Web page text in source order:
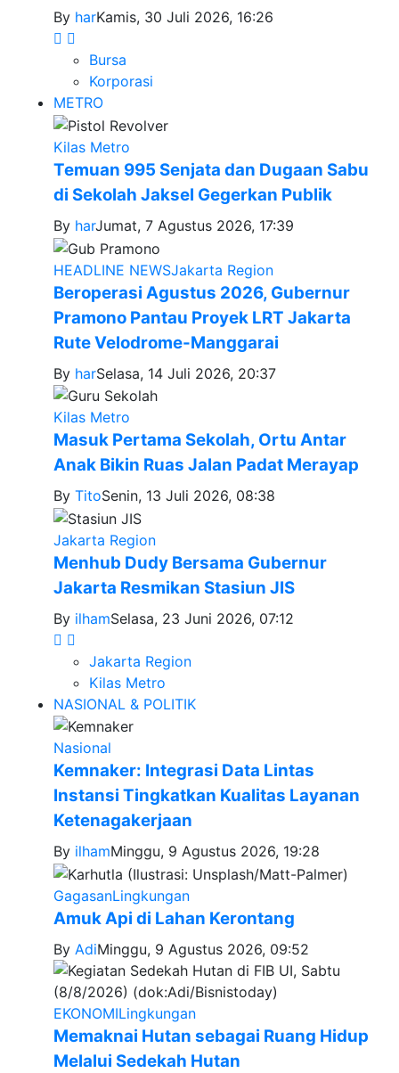
By harKamis, 30 Juli 2026, 16:26
Bursa
Korporasi
METRO
Kilas Metro
Temuan 995 Senjata dan Dugaan Sabu
di Sekolah Jaksel Gegerkan Publik
By harJumat, 7 Agustus 2026, 17:39
HEADLINE NEWSJakarta Region
Beroperasi Agustus 2026, Gubernur
Pramono Pantau Proyek LRT Jakarta
Rute Velodrome-Manggarai
By harSelasa, 14 Juli 2026, 20:37
Kilas Metro
Masuk Pertama Sekolah, Ortu Antar
Anak Bikin Ruas Jalan Padat Merayap
By TitoSenin, 13 Juli 2026, 08:38
Jakarta Region
Menhub Dudy Bersama Gubernur
Jakarta Resmikan Stasiun JIS
By ilhamSelasa, 23 Juni 2026, 07:12
Jakarta Region
Kilas Metro
NASIONAL & POLITIK
Nasional
Kemnaker: Integrasi Data Lintas
Instansi Tingkatkan Kualitas Layanan
Ketenagakerjaan
By ilhamMinggu, 9 Agustus 2026, 19:28
GagasanLingkungan
Amuk Api di Lahan Kerontang
By AdiMinggu, 9 Agustus 2026, 09:52
EKONOMILingkungan
Memaknai Hutan sebagai Ruang Hidup
Melalui Sedekah Hutan